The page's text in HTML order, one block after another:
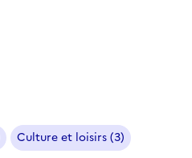
Culture et loisirs (3)